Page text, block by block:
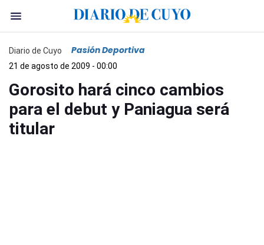
Diario de Cuyo Pasión Deportiva
21 de agosto de 2009 - 00:00
Gorosito hará cinco cambios
para el debut y Paniagua será
titular